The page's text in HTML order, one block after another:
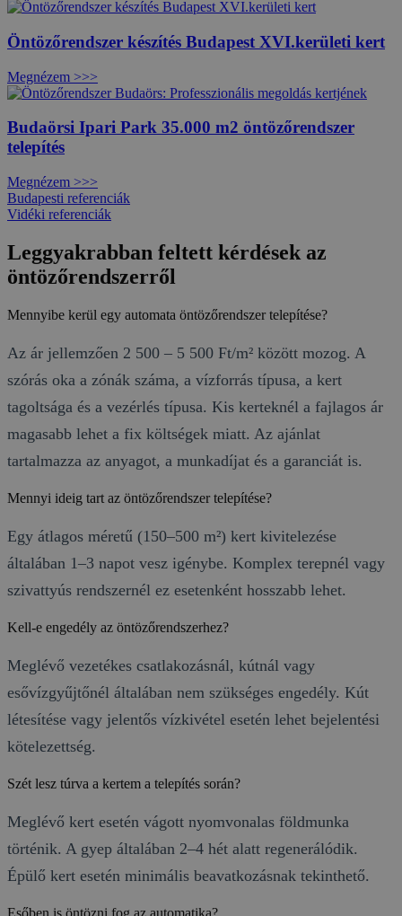
Öntözőrendszer készítés Budapest XVI.kerületi kert
Megnézem >>>
Budaörsi Ipari Park 35.000 m2 öntözőrendszer
telepítés
Megnézem >>>
Budapesti referenciák
Vidéki referenciák
Leggyakrabban feltett kérdések az
öntözőrendszerről
Mennyibe kerül egy automata öntözőrendszer telepítése?
Az ár jellemzően 2 500 – 5 500 Ft/m² között mozog. A
szórás oka a zónák száma, a vízforrás típusa, a kert
tagoltsága és a vezérlés típusa. Kis kerteknél a fajlagos ár
magasabb lehet a fix költségek miatt. Az ajánlat
tartalmazza az anyagot, a munkadíjat és a garanciát is.
Mennyi ideig tart az öntözőrendszer telepítése?
Egy átlagos méretű (150–500 m²) kert kivitelezése
általában 1–3 napot vesz igénybe. Komplex terepnél vagy
szivattyús rendszernél ez esetenként hosszabb lehet.
Kell-e engedély az öntözőrendszerhez?
Meglévő vezetékes csatlakozásnál, kútnál vagy
esővízgyűjtőnél általában nem szükséges engedély. Kút
létesítése vagy jelentős vízkivétel esetén lehet bejelentési
kötelezettség.
Szét lesz túrva a kertem a telepítés során?
Meglévő kert esetén vágott nyomvonalas földmunka
történik. A gyep általában 2–4 hét alatt regenerálódik.
Épülő kert esetén minimális beavatkozásnak tekinthető.
Esőben is öntözni fog az automatika?